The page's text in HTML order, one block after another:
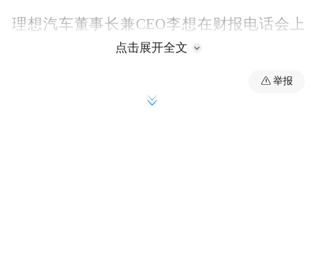
理想汽车董事长兼CEO李想在财报电话会上
表示，未来3至5年，中高端智能汽车的竞争
本质上就是具身智能的竞争。公司已将资源
自动驾驶和通用人形机器人
点击展开全文
举报